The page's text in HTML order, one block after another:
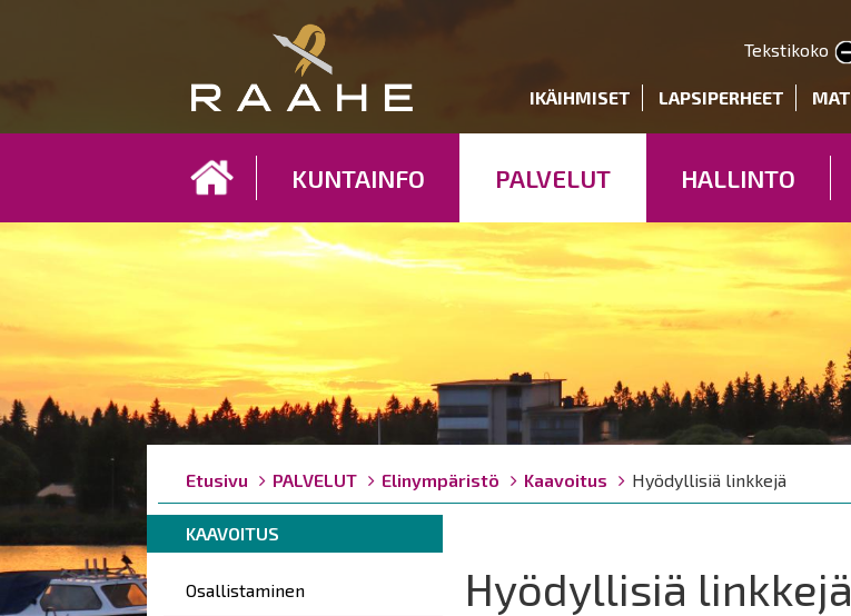
pääsisältöön
Tekstikoko
Pienennä tekstin
Suurenna tekstin
Kohderyhmät
IKÄIHMISET LAPSIPERHEET
KUNTAINFO PALVELUT HALLINTO
Breadcrumbs
You
are
here:
Etusivu PALVELUT Elinympäristö Kaavoitus Hyödyllisiä linkkejä
Breadcrumbs
are
here:
KAAVOITUS
Päävalikko
Osallistaminen Hyödyllisiä linkkejä